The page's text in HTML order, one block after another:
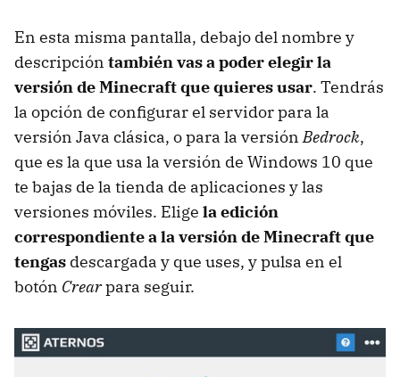
En esta misma pantalla, debajo del nombre y
descripción también vas a poder elegir la
versión de Minecraft que quieres usar. Tendrás
la opción de configurar el servidor para la
versión Java clásica, o para la versiónBedrock,
que es la que usa la versión de Windows 10 que
te bajas de la tienda de aplicaciones y las
versiones móviles. Elige la edición
correspondiente a la versión de Minecraft que
tengas descargada y que uses, y pulsa en el
botón Crearpara seguir.